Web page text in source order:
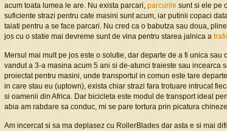
acum toata lumea le are. Nu exista parcari, parcurile sunt si ele pe
suficiente strazi pentru cate masini sunt acum, iar putinii copaci
taiati pentru a se face parcari. Nu cred ca o babutza sau doua,
jos cu o statie mai devreme sunt de vina pentru starea jalnica a
Mersul mai mult pe jos este o solutie, dar departe de a fi unica
vandut a 3-a masina acum 5 ani si de-atunci traieste sau incearca
proiectat pentru masini, unde transportul in comun este tare
in care stau eu (uptown), exista chiar strazi fara trotuare intrucat
si oamenii din Africa. Dar bicicleta este modul de transport ideal
abia am rabdare sa conduc, mi se pare tortura prin picatura
Am incercat si sa ma deplasez cu RollerBlades dar asta e si mai